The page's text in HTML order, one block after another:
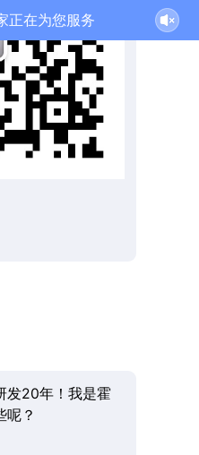
正在为您服务
发20年！我是霍
呢？